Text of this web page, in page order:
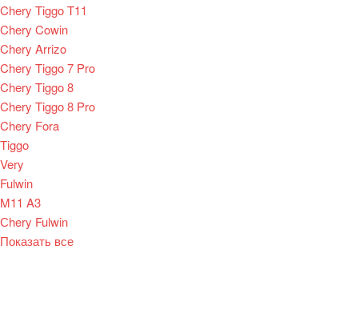
Chery Tiggo T11
Chery Cowin
Chery Arrizo
Chery Tiggo 7 Pro
Chery Tiggo 8
Chery Tiggo 8 Pro
Chery Fora
Tiggo
Very
Fulwin
M11 A3
Сhery Fulwin
Показать все